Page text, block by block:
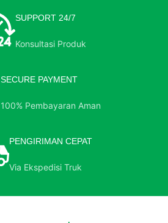
SUPPORT 24/7
Konsultasi Produk
SECURE PAYMENT
100% Pembayaran Aman
PENGIRIMAN CEPAT
Via Ekspedisi Truk